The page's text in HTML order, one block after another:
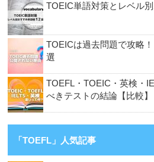
TOEIC単語対策とレベル
TOEICは過去問題で攻略
選
TOEFL・TOEIC・英検・
べきテストの結論【比較】
「TOEFL」人気記事